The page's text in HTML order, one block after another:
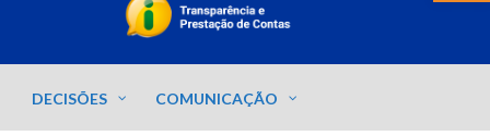
DECISÕES COMUNICAÇÃO